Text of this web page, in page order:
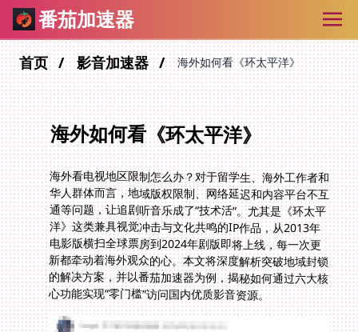
番茄加速器
首页 影音加速器 海外如何看《环太平洋》
海外如何看《环太平洋》
海外看电视地区限制怎么办？对于留学生、海外工作者和
华人群体而言，地域版权限制、网络延迟和内容平台不互
通等问题，让追剧听音乐成了“技术活”。尤其是《环太平
洋》这类兼具视觉冲击与文化共鸣的IP作品，从2013年
电影版横扫全球票房到2024年剧版即将上线，每一次更
新都牵动着海外观众的心。本文将深度解析突破地域封锁
的解决方案，并以番茄加速器为例，揭秘如何通过六大核
心功能实现“零门槛”访问国内优质影音资源。